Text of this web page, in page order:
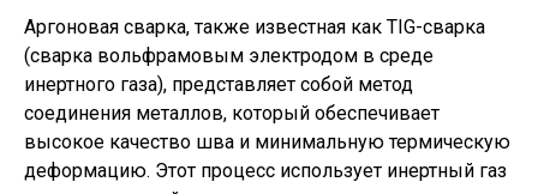
Аргоновая сварка, также известная как TIG-сварка
(сварка вольфрамовым электродом в среде
инертного газа), представляет собой метод
соединения металлов, который обеспечивает
высокое качество шва и минимальную термическую
деформацию. Этот процесс использует инертный газ